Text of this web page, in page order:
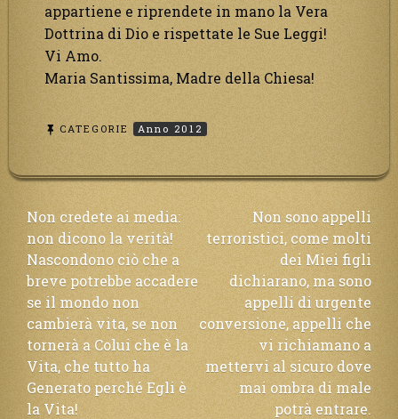
appartiene e riprendete in mano la Vera
Dottrina di Dio e rispettate le Sue Leggi!
Vi Amo.
Maria Santissima, Madre della Chiesa!
CATEGORIE Anno 2012
Navigazione
articoli
Non credete ai media:
non dicono la verità!
Nascondono ciò che a
breve potrebbe accadere
se il mondo non
cambierà vita, se non
tornerà a Colui che è la
Vita, che tutto ha
Generato perché Egli è
la Vita!
Non sono appelli
terroristici, come molti
dei Miei figli
dichiarano, ma sono
appelli di urgente
conversione, appelli che
vi richiamano a
mettervi al sicuro dove
mai ombra di male
potrà entrare.